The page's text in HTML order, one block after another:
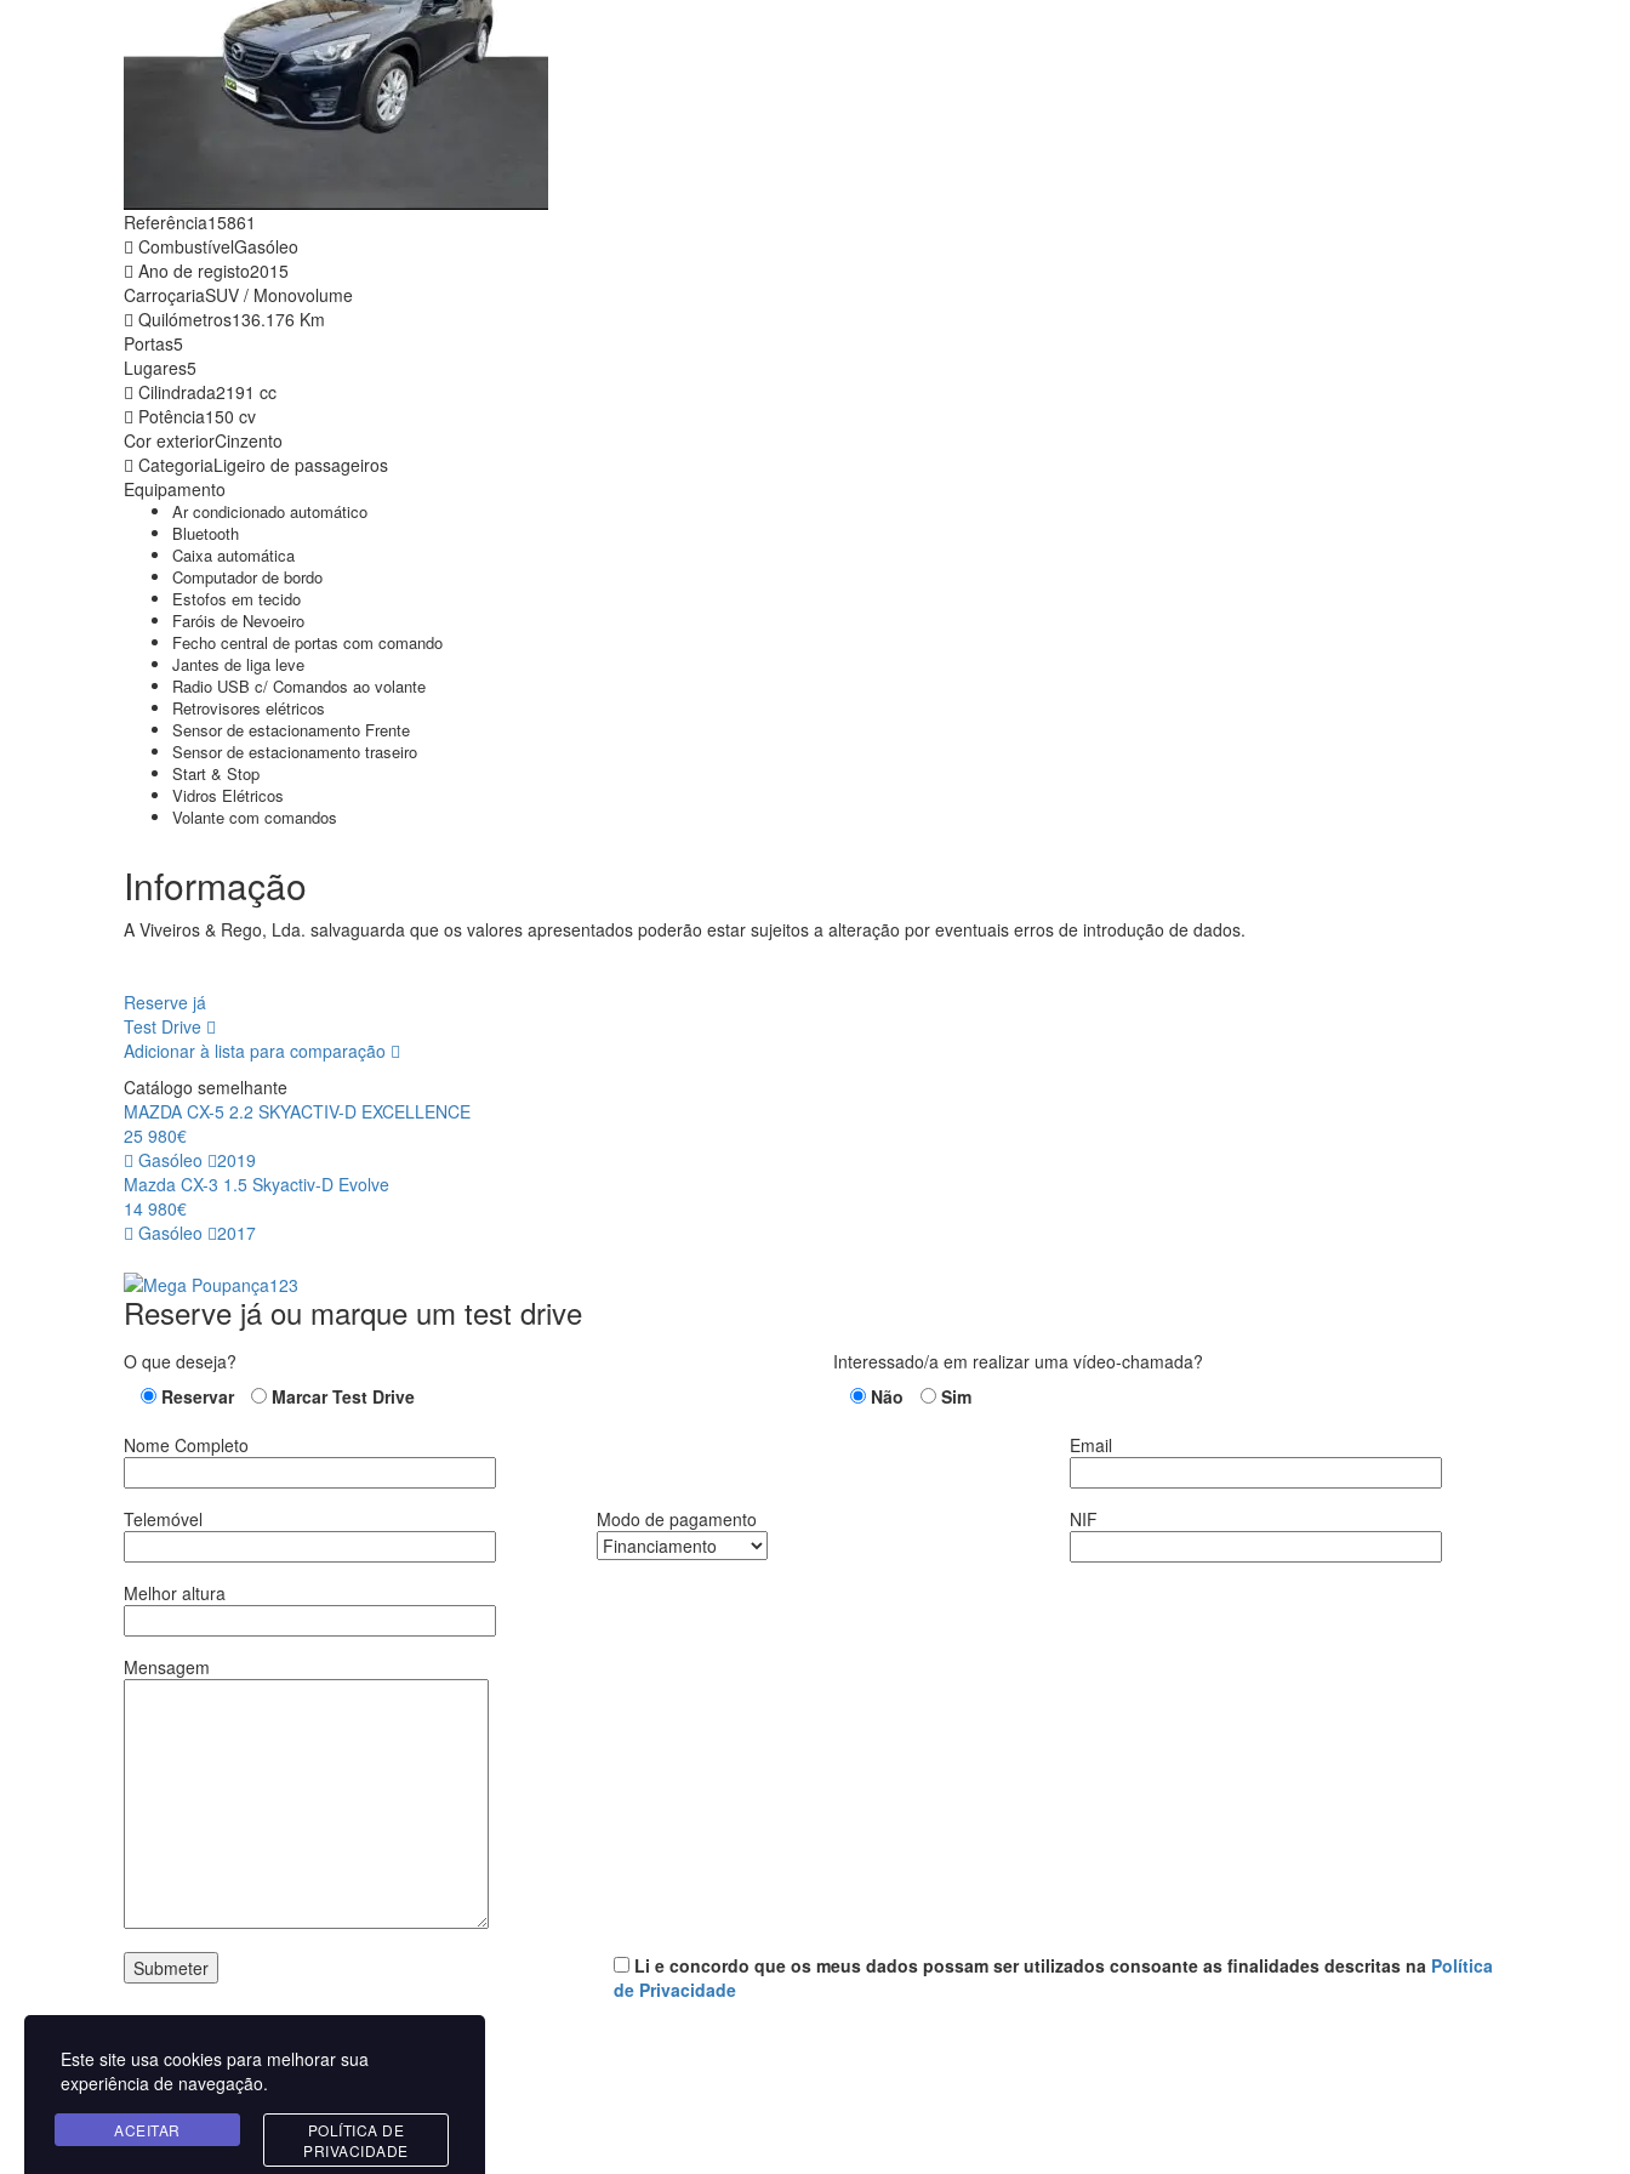
Referência15861
CombustívelGasóleo
Ano de registo2015
CarroçariaSUV / Monovolume
Quilómetros136.176 Km
Portas5
Lugares5
Cilindrada2191 cc
Potência150 cv
Cor exteriorCinzento
CategoriaLigeiro de passageiros
Equipamento
Ar condicionado automático
Bluetooth
Caixa automática
Computador de bordo
Estofos em tecido
Faróis de Nevoeiro
Fecho central de portas com comando
Jantes de liga leve
Radio USB c/ Comandos ao volante
Retrovisores elétricos
Sensor de estacionamento Frente
Sensor de estacionamento traseiro
Start & Stop
Vidros Elétricos
Volante com comandos
Informação
A Viveiros & Rego, Lda. salvaguarda que os valores apresentados poderão estar sujeitos a alteração por eventuais erros de introdução de dados.
Reserve já
Test Drive
Adicionar à lista para comparação
Catálogo semelhante
MAZDA CX-5 2.2 SKYACTIV-D EXCELLENCE
25 980€
Gasóleo
2019
Mazda CX-3 1.5 Skyactiv-D Evolve
14 980€
Gasóleo
2017
Reserve já ou marque um test drive
O que deseja?
Reservar
Marcar Test Drive
Interessado/a em realizar uma vídeo-chamada?
Não
Sim
Nome Completo
Email
Telemóvel Modo de pagamento NIF
Melhor altura
Mensagem
Li e concordo que os meus dados possam ser utilizados consoante as finalidades descritas na Política
de Privacidade
Li e aceito aPolítica de privacidade
Contactos
Rua de São Gonçalo,
Este site usa cookies para melhorar sua
experiência de navegação.
ACEITAR
POLÍTICA DE
PRIVACIDADE